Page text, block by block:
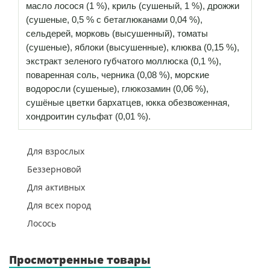
масло лосося (1 %), криль (сушеный, 1 %), дрожжи
(сушеные, 0,5 % с бетаглюканами 0,04 %),
сельдерей, морковь (высушенный), томаты
(сушеные), яблоки (высушенные), клюква (0,15 %),
экстракт зеленого губчатого моллюска (0,1 %),
поваренная соль, черника (0,08 %), морские
водоросли (сушеные), глюкозамин (0,06 %),
сушёные цветки бархатцев, юкка обезвоженная,
хондроитин сульфат (0,01 %).
Для взрослых
Беззерновой
Для активных
Для всех пород
Лосось
Просмотренные товары